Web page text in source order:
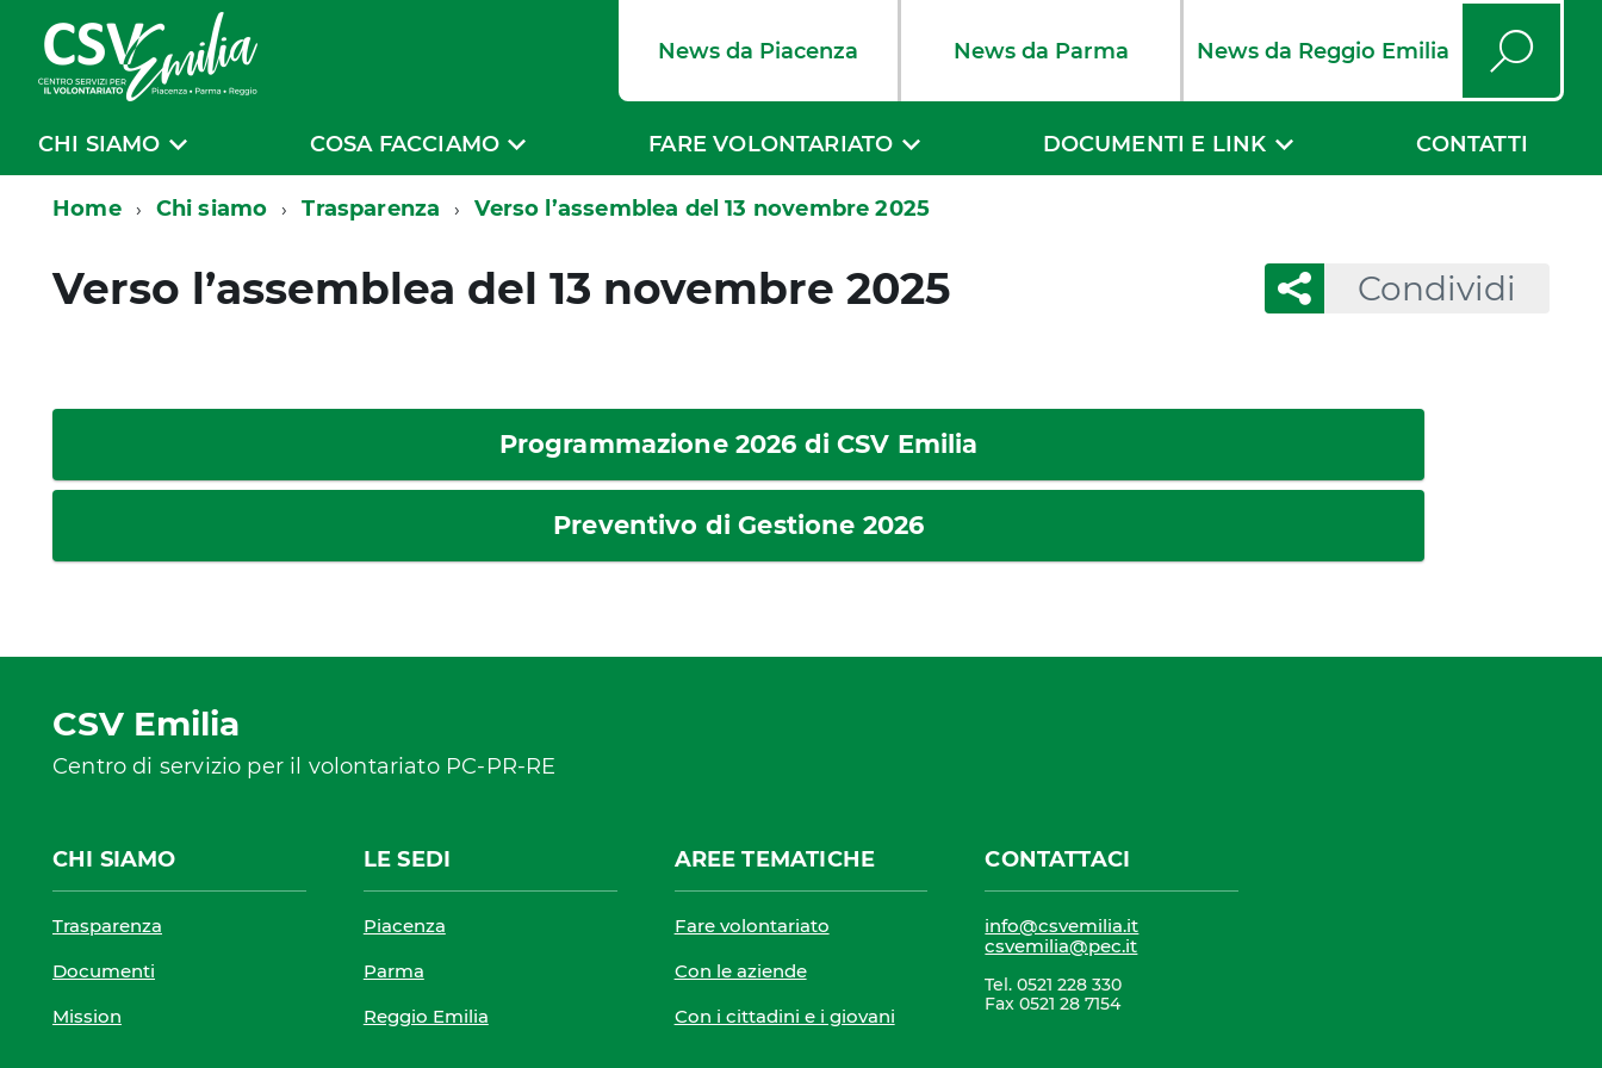
News da Piacenza News da Parma News da Reggio Emilia Cerca
CHI SIAMO COSA FACCIAMO FARE VOLONTARIATO DOCUMENTI E LINK CONTATTI
Home Chi siamo Trasparenza Verso l’assemblea del 13 novembre 2025
Condividi
Verso l’assemblea del 13 novembre 2025
Programmazione 2026 di CSV Emilia
Preventivo di Gestione 2026
CSV Emilia
Centro di servizio per il volontariato PC-PR-RE
CHI SIAMO
Trasparenza
Documenti
Mission
LE SEDI
Piacenza
Parma
Reggio Emilia
AREE TEMATICHE
Fare volontariato
Con le aziende
Con i cittadini e i giovani
CONTATTACI
info@csvemilia.it
csvemilia@pec.it
Tel. 0521 228 330
Fax 0521 28 7154